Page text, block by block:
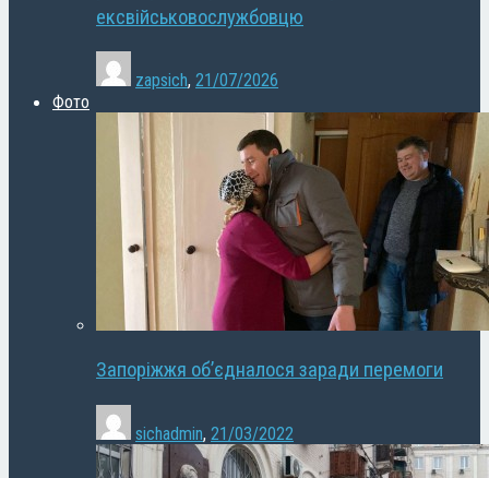
ексвійськовослужбовцю
zapsich, 21/07/2026
Фото
Запоріжжя об’єдналося заради перемоги
sichadmin, 21/03/2022